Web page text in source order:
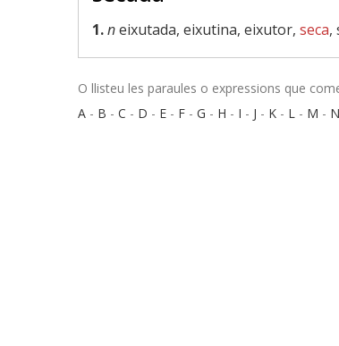
1.neixutada, eixutina, eixutor, seca,
O llisteu les paraules o expressions que
A - B - C - D - E - F - G - H - I - J - K - L - M - N